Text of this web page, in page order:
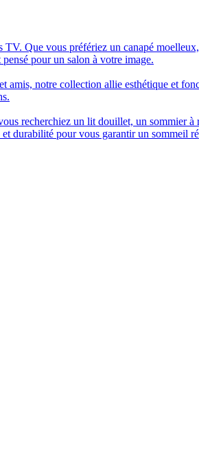
Que vous préfériez un canapé
pour un salon à votre image.
amis, notre collection allie esthétique et
recherchiez un lit douillet, un sommier à
durabilité pour vous garantir un sommeil